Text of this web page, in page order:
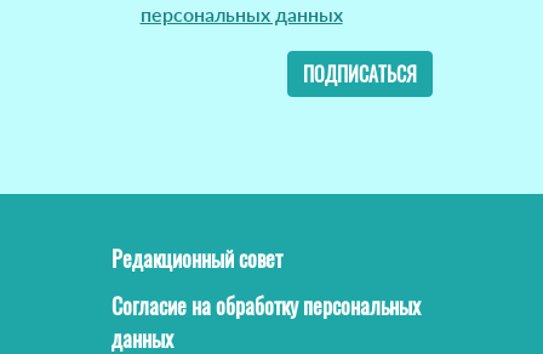
персональных данных
ПОДПИСАТЬСЯ
Редакционный совет
Согласие на обработку персональных
данных